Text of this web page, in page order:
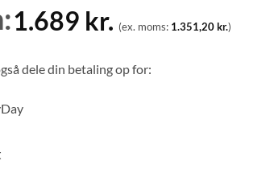
1.689 kr. (ex. moms: 1.351,20kr.)
dele din betaling op for: